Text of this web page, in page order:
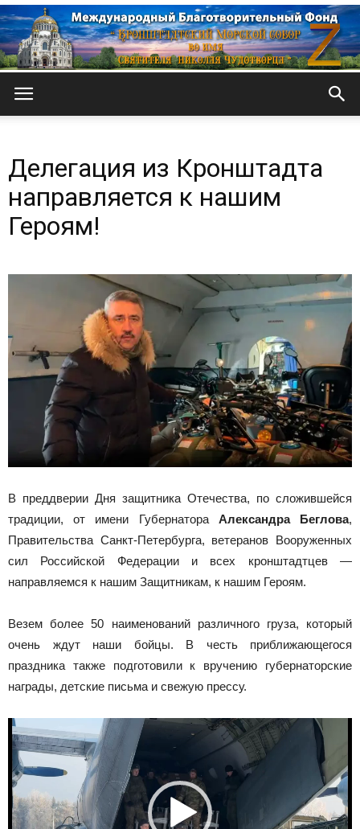
Морской
Делегация из Кронштадта
направляется к нашим
Героям!
В преддверии Дня защитника Отечества, по сложившейся
традиции, от имени Губернатора Александра Беглова,
Правительства Санкт-Петербурга, ветеранов Вооруженных
сил Российской Федерации и всех кронштадтцев —
направляемся к нашим Защитникам, к нашим Героям.
Везем более 50 наименований различного груза, который
очень ждут наши бойцы. В честь приближающегося
праздника также подготовили к вручению губернаторские
награды, детские письма и свежую прессу.
Видеоплеер